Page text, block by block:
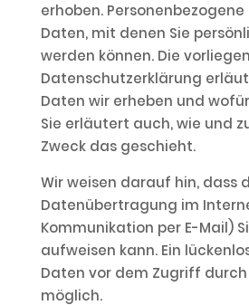
erhoben.
Daten, mit denen Sie
werden können. Die
Datenschutzerklärung
Daten wir erheben und
Sie erläutert auch, wie und
Zweck das geschieht.
Wir weisen darauf hin, dass
Datenübertragung im
Kommunikation per E-Mail)
aufweisen kann. Ein
Daten vor dem Zugriff
möglich.